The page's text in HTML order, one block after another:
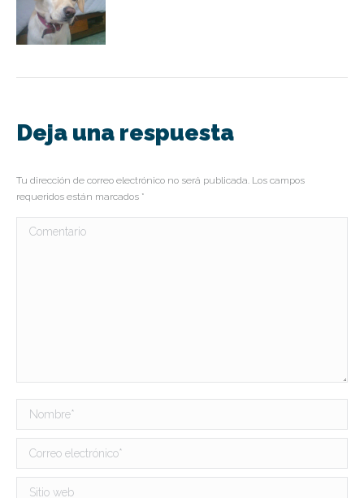
Deja una respuesta
Tu dirección de correo electrónico no será publicada. Los campos
requeridos están marcados *
Comentario
Nombre *
Correo electrónico *
Sitio web